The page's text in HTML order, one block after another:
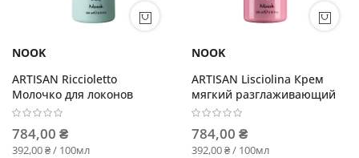
NOOK
ARTISAN Riccioletto
Молочко для локонов
784,00 ₴
392,00 ₴ / 100мл
NOOK
ARTISAN Lisciolina Крем
мягкий разглаживающий
784,00 ₴
392,00 ₴ / 100мл